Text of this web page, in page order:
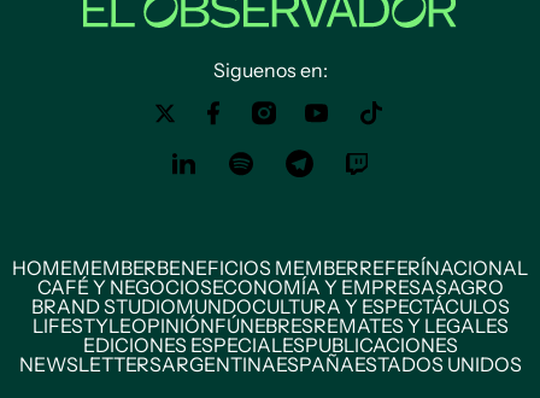
Siguenos en:
HOMEMEMBERBENEFICIOS MEMBERREFERÍNACIONAL
CAFÉ Y NEGOCIOSECONOMÍA Y EMPRESASAGRO
BRAND STUDIOMUNDOCULTURA Y ESPECTÁCULOS
LIFESTYLEOPINIÓNFÚNEBRESREMATES Y LEGALES
EDICIONES ESPECIALESPUBLICACIONES
NEWSLETTERSARGENTINAESPAÑAESTADOS UNIDOS